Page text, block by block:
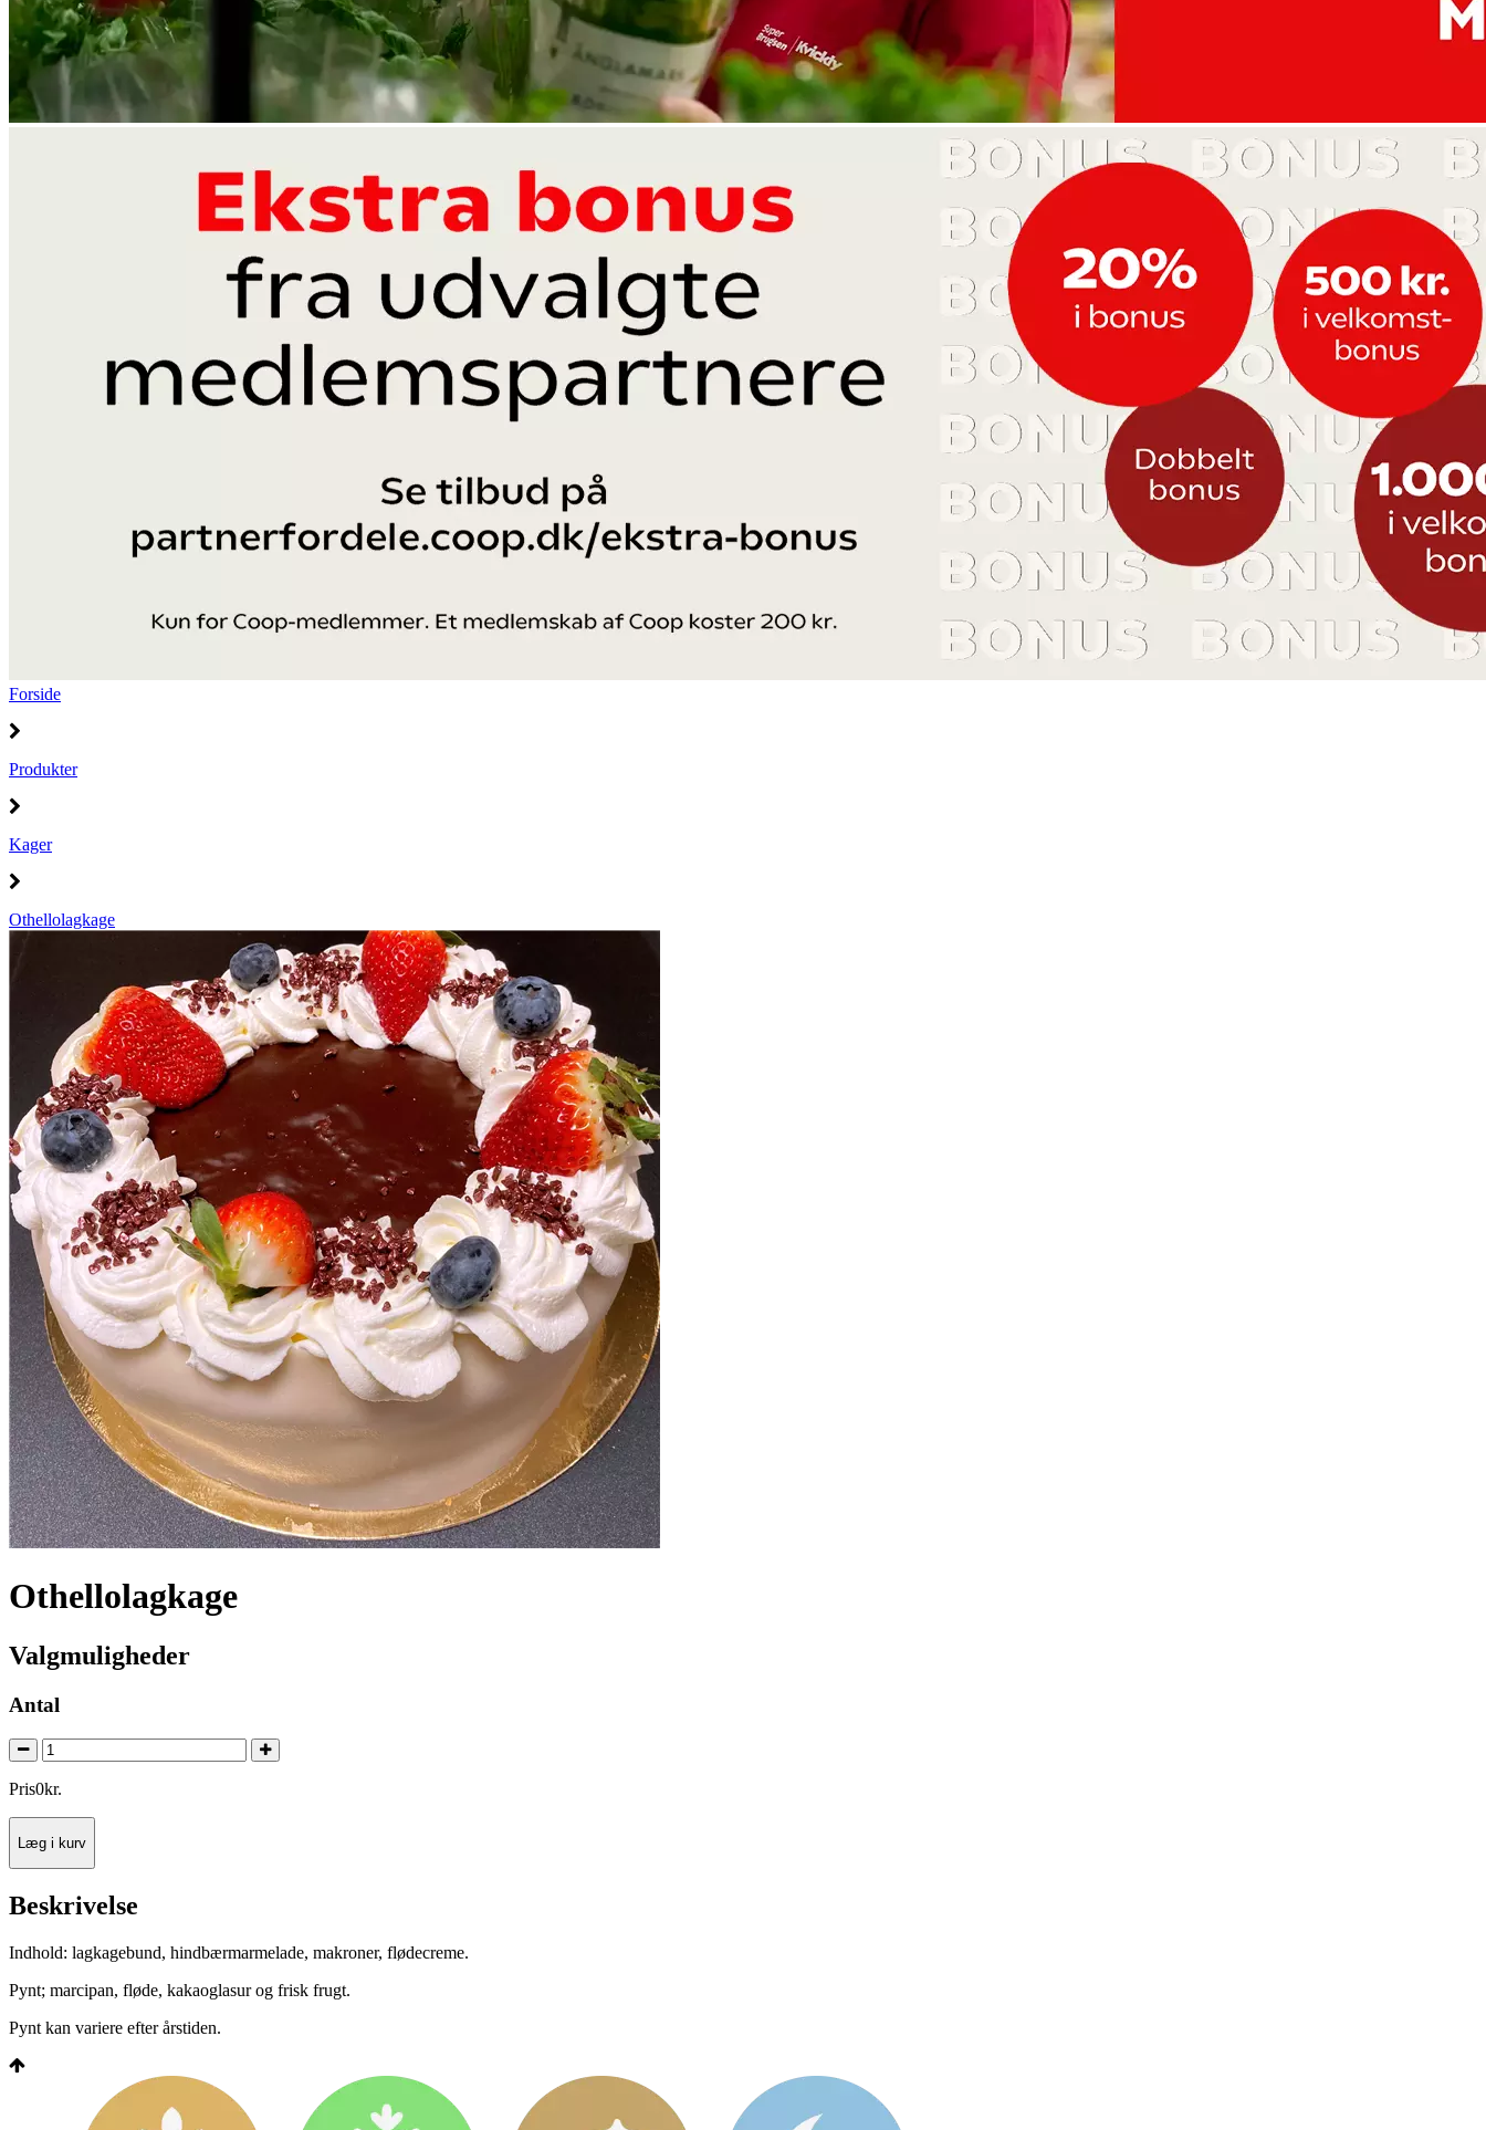
Forside
Produkter
Kager
Othellolagkage
Othellolagkage
Valgmuligheder
Antal
Pris0kr.
Læg i kurv
Beskrivelse
Indhold: lagkagebund, hindbærmarmelade, makroner, flødecreme.
Pynt; marcipan, fløde, kakaoglasur og frisk frugt.
Pynt kan variere efter årstiden.